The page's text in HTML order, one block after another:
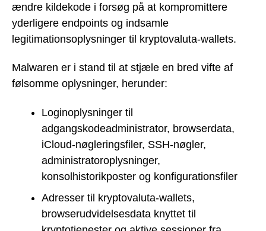
ændre kildekode i forsøg på at kompromittere
yderligere endpoints og indsamle
legitimationsoplysninger til kryptovaluta-wallets.
Malwaren er i stand til at stjæle en bred vifte af
følsomme oplysninger, herunder:
Loginoplysninger til
adgangskodeadministrator, browserdata,
iCloud-nøgleringsfiler, SSH-nøgler,
administratoroplysninger,
konsolhistorikposter og konfigurationsfiler
Adresser til kryptovaluta-wallets,
browserudvidelsesdata knyttet til